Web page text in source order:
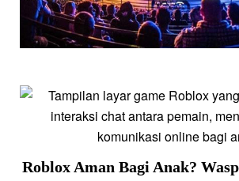
Roblox Aman Bagi Anak?